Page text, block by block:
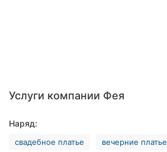
Хмельницкий
Услуги компании Фея
Наряд:
свадебное платье вечерние платье